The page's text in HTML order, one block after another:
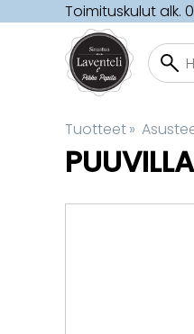
Toimituskulut alk.
Tuotteet‪»